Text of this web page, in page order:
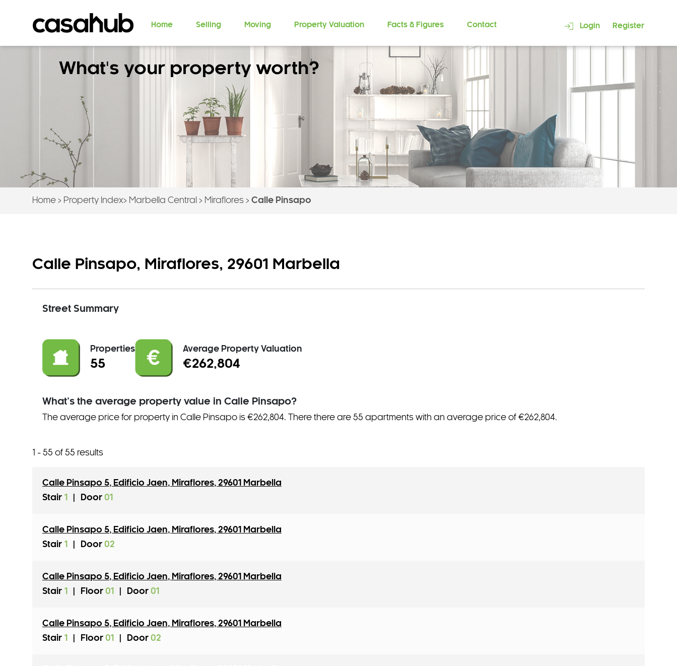
Home Selling Moving Property Valuation Facts & Figures Contact Login Register
What's your property worth?
Home> Property Index> Marbella Central > Miraflores > Calle Pinsapo
Calle Pinsapo, Miraflores, 29601 Marbella
Street Summary
Properties
55
Average Property Valuation
€262,804
What’s the average property value in Calle Pinsapo?
The average price for property in Calle Pinsapo is €262,804. There there are55 apartmentswith an average price of €262,804.
1 - 55 of 55 results
Calle Pinsapo 5, Edificio Jaen, Miraflores, 29601 Marbella
Stair 1 Door 01
Calle Pinsapo 5, Edificio Jaen, Miraflores, 29601 Marbella
Stair 1 Door 02
Calle Pinsapo 5, Edificio Jaen, Miraflores, 29601 Marbella
Stair 1 Floor 01 Door 01
Calle Pinsapo 5, Edificio Jaen, Miraflores, 29601 Marbella
Stair 1 Floor 01 Door 02